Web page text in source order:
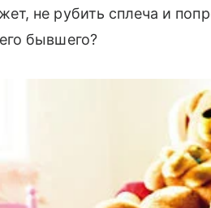
не рубить сплеча и
бывшего?